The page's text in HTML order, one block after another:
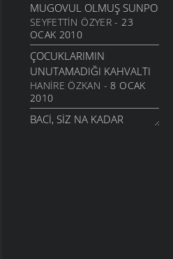
MUGOVUL OLMUŞ SUNPO
SEYFETTIN ÖZYER- 23
OCAK 2010
ÇOCUKLARIMIN
UNUTAMADIĞI KAHVALTI
HANIRE ÖZKAN - 8 OCAK
2010
BACI, SIZ NA KADAR